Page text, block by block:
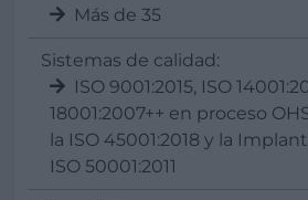
Más de 35
Sistemas de calidad:
ISO 9001:2015, ISO
18001:2007++ en proceso
la ISO 45001:2018 y la
ISO 50001:2011